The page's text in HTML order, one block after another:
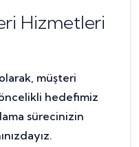
Hizmetleri
müşteri
hedefimiz
sürecinizin